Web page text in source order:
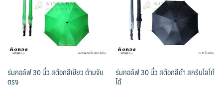
ร่มกอล์ฟ 30 นิ้ว สต๊อกสีเขียว ด้ามจับ
ตรง
ร่มกอล์ฟ 30 นิ้ว สต๊อกสีดำ สกรีนโลโก้
ได้